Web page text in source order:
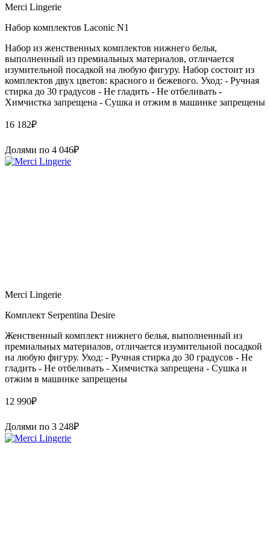
Merci Lingerie
Набор комплектов Laconic N1
Набор из женственных комплектов нижнего белья,
выполненный из премиальных материалов, отличается
изумительной посадкой на любую фигуру. Набор состоит из
комплектов двух цветов: красного и бежевого. Уход: - Ручная
стирка до 30 градусов - Не гладить - Не отбеливать -
Химчистка запрещена - Сушка и отжим в машинке запрещены
16 182₽
Долями по 4 046₽
Merci Lingerie
Комплект Serpentina Desire
Женственный комплект нижнего белья, выполненный из
премиальных материалов, отличается изумительной посадкой
на любую фигуру. Уход: - Ручная стирка до 30 градусов - Не
гладить - Не отбеливать - Химчистка запрещена - Сушка и
отжим в машинке запрещены
12 990₽
Долями по 3 248₽